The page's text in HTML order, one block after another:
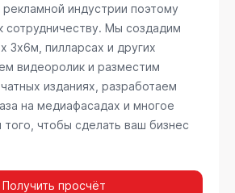
индустрии поэтому
сотрудничеству. Мы создадим
3х6м, пилларсах и других
видеоролик и разместим
изданиях, разработаем
на медиафасадах и многое
того, чтобы сделать ваш бизнес
Получить просчёт